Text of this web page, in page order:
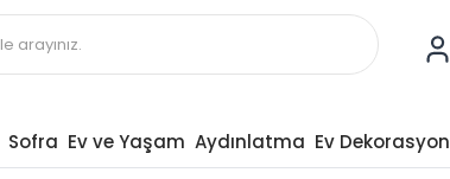
Sofra Ev ve Yaşam Aydınlatma Ev Dekorasyon